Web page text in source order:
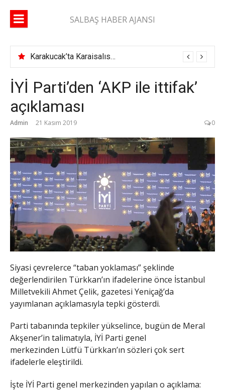
SALBAŞ HABER AJANSI
Karakucak’ta Karaisalıspor fırtınası
İYİ Parti’den ‘AKP ile ittifak’
açıklaması
Admin 21 Kasım 2019 0
Siyasi çevrelerce “taban yoklaması” şeklinde
değerlendirilen Türkkan’ın ifadelerine önce İstanbul
Milletvekili Ahmet Çelik, gazetesi Yeniçağ’da
yayımlanan açıklamasıyla tepki gösterdi.
Parti tabanında tepkiler yükselince, bugün de Meral
Akşener’in talimatıyla, İYİ Parti genel
merkezinden Lütfü Türkkan’ın sözleri çok sert
ifadelerle eleştirildi.
İşte İYİ Parti genel merkezinden yapılan o açıklama: